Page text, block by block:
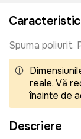
Spuma poliurit.
reale. Vă
înainte de
Descriere